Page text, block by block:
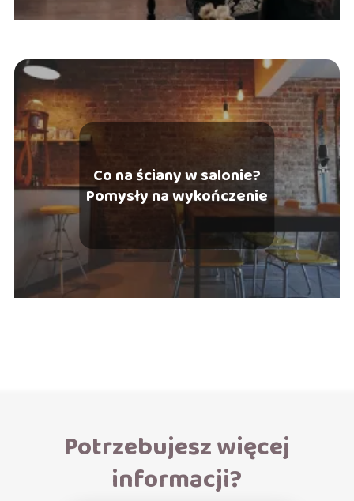
Co na ściany w salonie?
Pomysły na wykończenie
Potrzebujesz więcej
informacji?